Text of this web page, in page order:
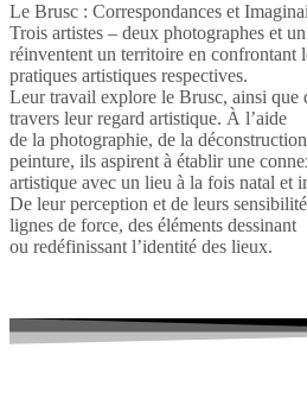
Le Brusc : Correspondances et
Trois artistes – deux photographes et
réinventent un territoire en confrontant
pratiques artistiques respectives.
Leur travail explore le Brusc, ainsi que
travers leur regard artistique. À l’aide
de la photographie, de la
peinture, ils aspirent à établir une
artistique avec un lieu à la fois natal et
De leur perception et de leurs
lignes de force, des éléments dessinant
ou redéfinissant l’identité des lieux.